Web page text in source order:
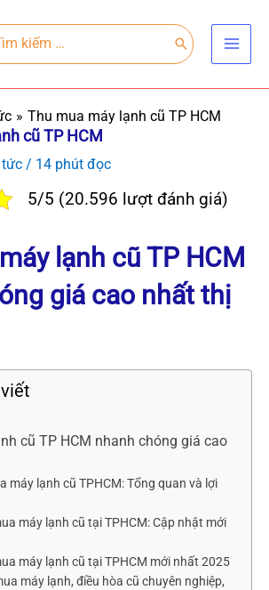
Thu mua máy lạnh cũ TP HCM
cũ TP HCM
/ 14 phút đọc
5/5 (20.596 lượt đánh giá)
lạnh cũ TP HCM
giá cao nhất thị
cũ TP HCM nhanh chóng giá cao
máy lạnh cũ TPHCM: Tổng quan và lợi
máy lạnh cũ tại TPHCM: Cập nhật mới
máy lạnh cũ tại TPHCM mới nhất 2025
máy lạnh, điều hòa cũ chuyên nghiệp,